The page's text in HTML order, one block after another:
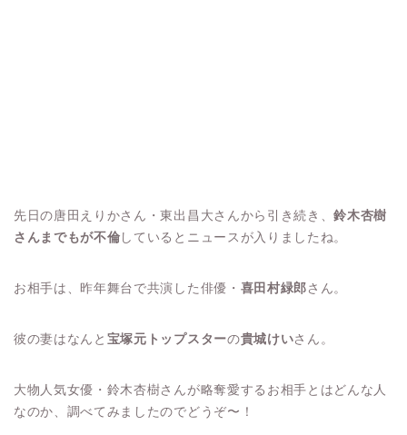
先日の唐田えりかさん・東出昌大さんから引き続き、鈴木杏樹
さんまでもが不倫 しているとニュースが入りましたね。
お相手は、昨年舞台で共演した俳優・ 喜田村緑郎 さん。
彼の妻はなんと 宝塚元トップスターの貴城けいさん。
大物人気女優・鈴木杏樹さんが略奪愛するお相手とはどんな人
なのか、調べてみましたのでどうぞ〜！